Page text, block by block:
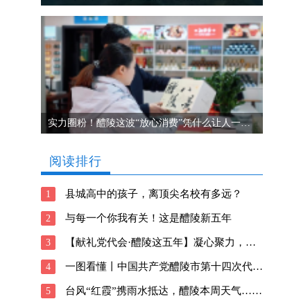
实力圈粉！醴陵这波“放心消费”凭什么让人一来再来？
阅读排行
1 县城高中的孩子，离顶尖名校有多远？
2 与每一个你我有关！这是醴陵新五年
3 【献礼党代会·醴陵这五年】凝心聚力，向善前行！醴陵深耕瓷都新风貌
4 一图看懂丨中国共产党醴陵市第十四次代表大会报告
5 台风“红霞”携雨水抵达，醴陵本周天气……